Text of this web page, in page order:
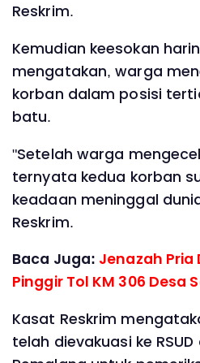
Reskrim.
Kemudian keesokan
mengatakan, warga
korban dalam posisi
batu.
"Setelah warga
ternyata kedua korban
keadaan meninggal
Reskrim.
Baca Juga: Jenazah
Pinggir Tol KM 306 Desa
Kasat Reskrim
telah dievakuasi ke RSUD